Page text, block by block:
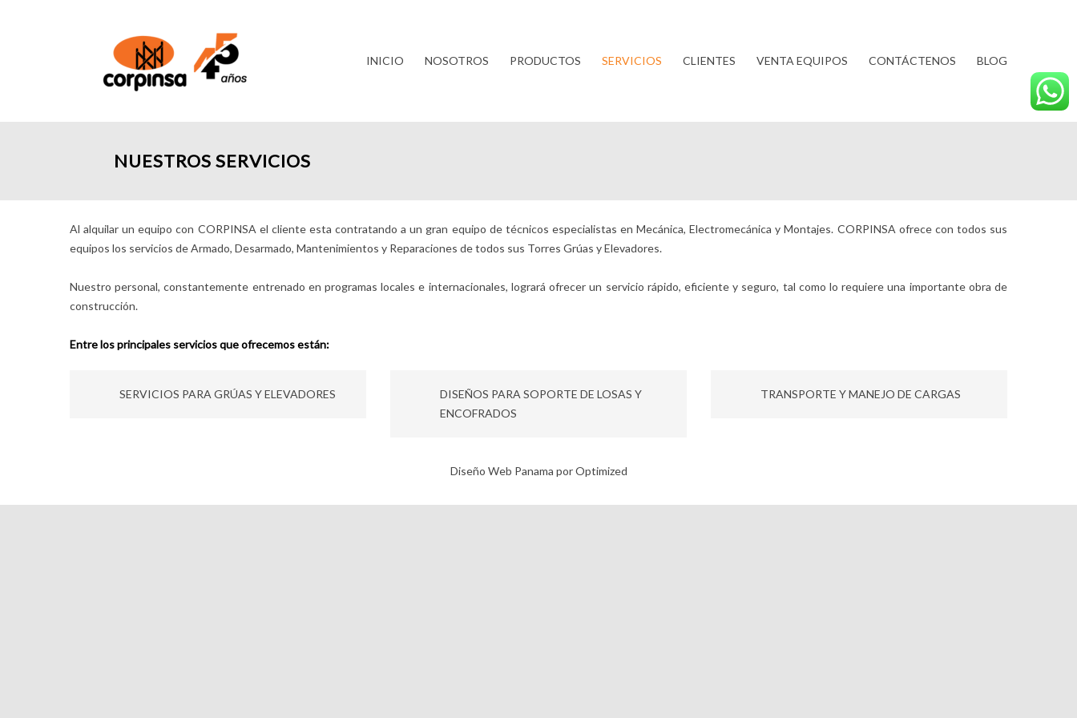
INICIO NOSOTROS PRODUCTOS SERVICIOS CLIENTES VENTA EQUIPOS CONTÁCTENOS BLOG
NUESTROS SERVICIOS
Al alquilar un equipo con CORPINSA el cliente esta contratando a un gran equipo de técnicos especialistas en Mecánica, Electromecánica y Montajes. CORPINSA ofrece con todos sus
equipos los servicios de Armado, Desarmado, Mantenimientos y Reparaciones de todos sus Torres Grúas y Elevadores.
Nuestro personal, constantemente entrenado en programas locales e internacionales, logrará ofrecer un servicio rápido, eficiente y seguro, tal como lo requiere una importante obra de
construcción.
Entre los principales servicios que ofrecemos están:
SERVICIOS PARA GRÚAS Y ELEVADORES
DISEÑOS PARA SOPORTE DE LOSAS Y
ENCOFRADOS
TRANSPORTE Y MANEJO DE CARGAS
Diseño Web Panama por Optimized